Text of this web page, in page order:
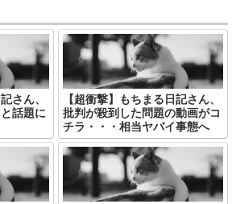
さん、
話題に
【超衝撃】もちまる日記さん、
批判が殺到した問題の動画がコ
チラ・・・相当ヤバイ事態へ